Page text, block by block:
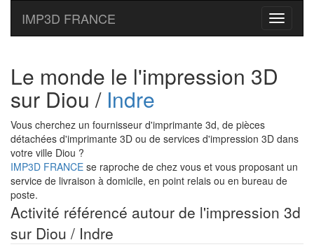
Toggle
IMP3D FRANCE
Le monde le l'impression 3D
sur Diou / Indre
Vous cherchez un fournisseur d'imprimante 3d, de pièces
détachées d'imprimante 3D ou de services d'impression 3D dans
votre ville Diou ?
IMP3D FRANCE se raproche de chez vous et vous proposant un
service de livraison à domicile, en point relais ou en bureau de
poste.
Activité référencé autour de l'impression 3d
sur Diou / Indre